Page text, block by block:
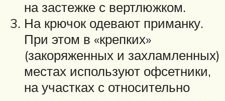
на застежке с вертлюжком.
На крючок одевают приманку.
При этом в «крепких»
(закоряженных и захламленных)
местах используют офсетники,
на участках с относительно